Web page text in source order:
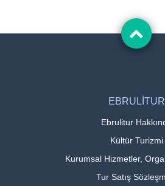
EBRULİTUR
Ebrulitur
Kültür Turizmi
Kurumsal Hizmetler,
Tur Satış